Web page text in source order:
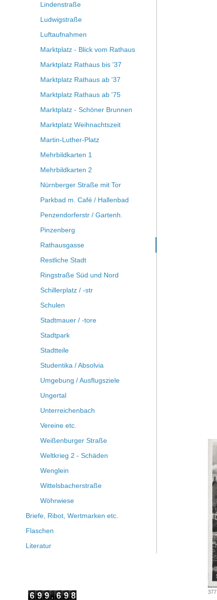
Lindenstraße
Ludwigstraße
Luftaufnahmen
Marktplatz - Blick vom Rathaus
Marktplatz Rathaus bis '37
Marktplatz Rathaus ab '37
Marktplatz Rathaus ab '75
Marktplatz - Schöner Brunnen
Marktplatz Weihnachtszeit
Martin-Luther-Platz
Mehrbildkarten 1
Mehrbildkarten 2
Nürnberger Straße mit Tor
Parkbad m. Café / Hallenbad
Penzendorferstr / Gartenh.
Pinzenberg
Rathausgasse
Restliche Stadt
Ringstraße Süd und Nord
Schillerplatz / -str
Schulen
Stadtmauer / -tore
Stadtpark
Stadtteile
Studentika / Absolvia
Umgebung / Ausflugsziele
Ungertal
Unterreichenbach
Vereine etc.
Weißenburger Straße
Weltkrieg 2 - Schäden
Wenglein
Wittelsbacherstraße
Wöhrwiese
Briefe, Ribot, Wertmarken etc.
Flaschen
Literatur